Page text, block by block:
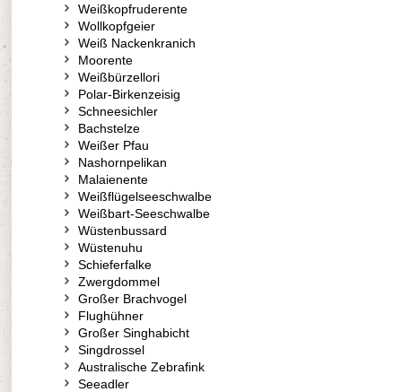
Weißkopfruderente
Wollkopfgeier
Weiß Nackenkranich
Moorente
Weißbürzellori
Polar-Birkenzeisig
Schneesichler
Bachstelze
Weißer Pfau
Nashornpelikan
Malaienente
Weißflügelseeschwalbe
Weißbart-Seeschwalbe
Wüstenbussard
Wüstenuhu
Schieferfalke
Zwergdommel
Großer Brachvogel
Flughühner
Großer Singhabicht
Singdrossel
Australische Zebrafink
Seeadler